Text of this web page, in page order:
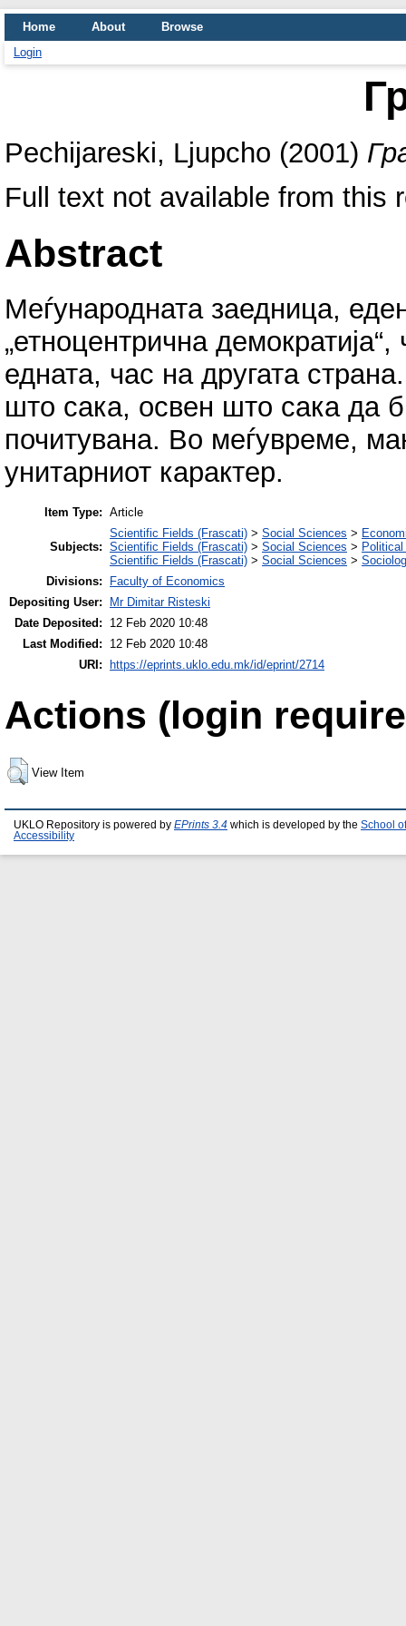
Home About
Browse
Login
Pechijareski, Ljupcho (2001)
Full text not available from this
Abstract
Меѓународната заедница,
„етноцентрична
едната, час на другата
што сака, освен што сака да
почитувана. Во меѓувреме,
унитарниот карактер.
Item Type: Article
Subjects:
Scientific Fields (Frascati) > Social Sciences >
Scientific Fields (Frascati) > Social Sciences >
Scientific Fields (Frascati) > Social Sciences >
Divisions:
Faculty of Economics
Depositing User:
Mr Dimitar Risteski
Date Deposited:
12 Feb 2020 10:48
Last Modified:
12 Feb 2020 10:48
URI: https://eprints.uklo.edu.mk/id/eprint/2714
Actions (login
View Item
UKLO Repository is powered by EPrints 3.4 which is developed by the School
Accessibility